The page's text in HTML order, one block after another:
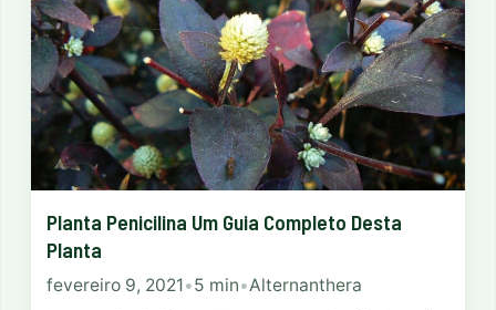
Planta Penicilina Um Guia Completo Desta
Planta
fevereiro 9, 2021•5 min•Alternanthera